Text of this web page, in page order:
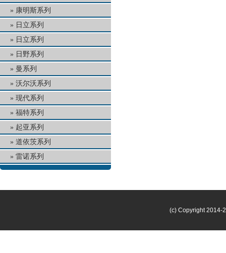
康明斯系列
日立系列
日立系列
日野系列
曼系列
沃尔沃系列
现代系列
福特系列
起亚系列
道依茨系列
雷诺系列
(c) Copyright 2014-